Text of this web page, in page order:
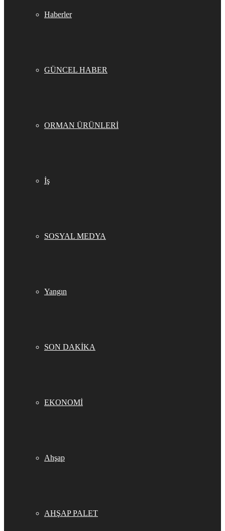
Haberler
GÜNCEL HABER
ORMAN ÜRÜNLERİ
İş
SOSYAL MEDYA
Yangın
SON DAKİKA
EKONOMİ
Ahşap
AHŞAP PALET